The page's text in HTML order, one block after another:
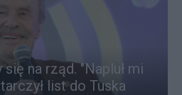
na rząd. "Napluł mi
list do Tuska